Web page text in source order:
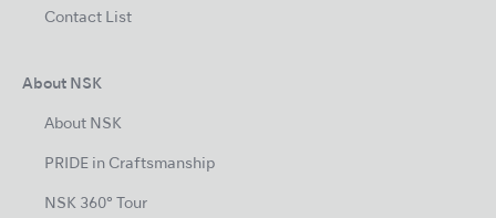
Contact List
About NSK
About NSK
PRIDE in Craftsmanship
NSK 360° Tour